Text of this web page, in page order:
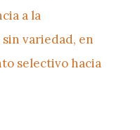
a la
variedad, en
selectivo hacia